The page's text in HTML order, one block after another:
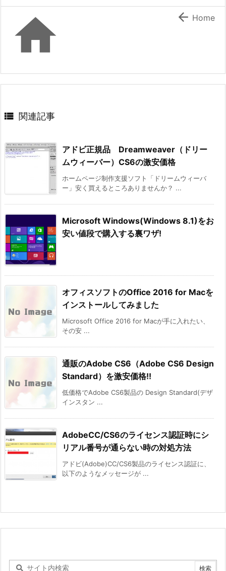
  Home
 関連記事
アドビ正規品 Dreamweaver（ドリー
ムウィーバー）CS6の激安価格
ホームページ制作支援ソフト「ドリームウィーバ
ー」安く買えるところありませんか？ ...
Microsoft Windows(Windows 8.1)をお
安い値段で購入する裏ワザ!
オフィスソフトのOffice 2016 for Macを
インストールしてみました
Microsoft Office 2016 for Macが手に入れたい、
その安 ...
通販のAdobe CS6（Adobe CS6 Design
Standard）を激安価格!!
低価格でAdobe CS6製品の Design Standard(デザ
インスタン ...
AdobeCC/CS6のライセンス認証時にシ
リアル番号が通らない時の対処方法
アドビ(Adobe)CC/CS6製品のライセンス認証に、
以下のようなメッセージが ...